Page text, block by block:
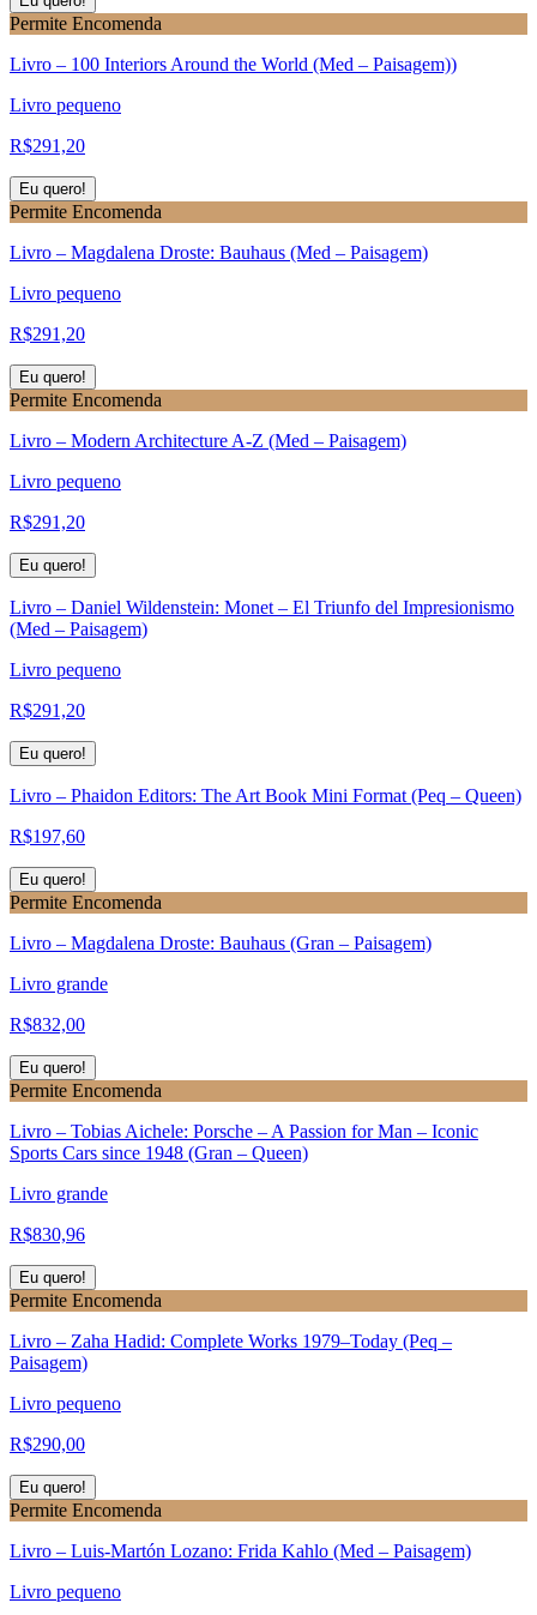
Permite Encomenda
Livro – 100 Interiors Around the World (Med – Paisagem))
Livro pequeno
R$291,20
Eu quero!
Permite Encomenda
Livro – Magdalena Droste: Bauhaus (Med – Paisagem)
Livro pequeno
R$291,20
Eu quero!
Permite Encomenda
Livro – Modern Architecture A-Z (Med – Paisagem)
Livro pequeno
R$291,20
Eu quero!
Livro – Daniel Wildenstein: Monet – El Triunfo del Impresionismo
(Med – Paisagem)
Livro pequeno
R$291,20
Eu quero!
Livro – Phaidon Editors: The Art Book Mini Format (Peq – Queen)
R$197,60
Eu quero!
Permite Encomenda
Livro – Magdalena Droste: Bauhaus (Gran – Paisagem)
Livro grande
R$832,00
Eu quero!
Permite Encomenda
Livro – Tobias Aichele: Porsche – A Passion for Man – Iconic
Sports Cars since 1948 (Gran – Queen)
Livro grande
R$830,96
Eu quero!
Permite Encomenda
Livro – Zaha Hadid: Complete Works 1979–Today (Peq –
Paisagem)
Livro pequeno
R$290,00
Eu quero!
Permite Encomenda
Livro – Luis-Martón Lozano: Frida Kahlo (Med – Paisagem)
Livro pequeno